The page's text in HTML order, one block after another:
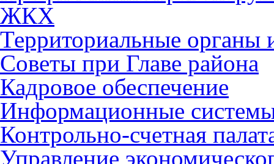
ЖКХ
Территориальные органы
Советы при Главе района
Кадровое обеспечение
Информационные
Контрольно-счетная
Управление